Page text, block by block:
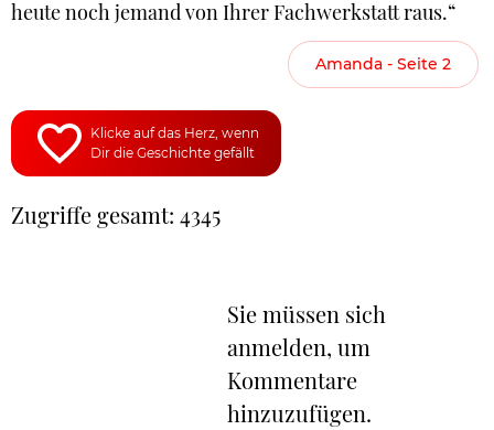
heute noch jemand von Ihrer Fachwerkstatt raus.“
Amanda - Seite 2
Klicke auf das Herz, wenn
Dir die Geschichte gefällt
Zugriffe gesamt: 4345
Sie müssen sich
anmelden, um
Kommentare
hinzuzufügen.